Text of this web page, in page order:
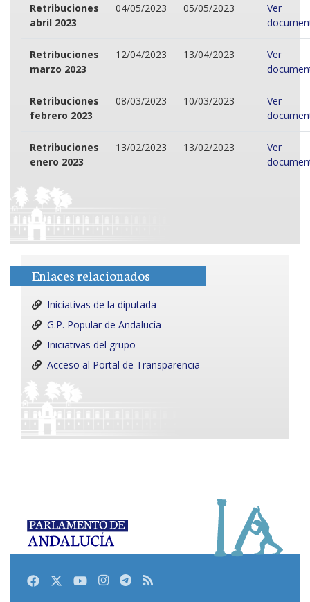
Retribuciones
abril 2023
04/05/2023 05/05/2023
Ver
Retribuciones
marzo 2023
12/04/2023 13/04/2023
Ver
Retribuciones
febrero 2023
08/03/2023 10/03/2023
Ver
Retribuciones
enero 2023
13/02/2023 13/02/2023
Ver
Enlaces relacionados
Iniciativas de la diputada
G.P. Popular de Andalucía
Iniciativas del grupo
Acceso al Portal de Transparencia
FacebookTwitterYoutubeInstagram
Telegram
RSS